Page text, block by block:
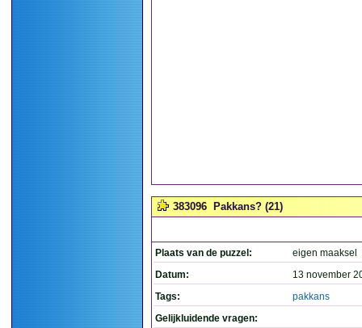
383096 Pakkans? (21)
Plaats van de puzzel:
eigen maaksel
Datum:
13 november
Tags:
pakkans
Gelijkluidende vragen: